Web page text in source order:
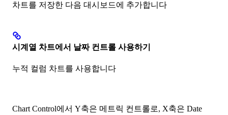
차트를 저장한 다음 대시보드에 추가합니다
시계열 차트에서 날짜 컨트롤 사용하기
누적 컬럼 차트를 사용합니다
Chart Control에서 Y축은 메트릭 컨트롤로, X축은 Date